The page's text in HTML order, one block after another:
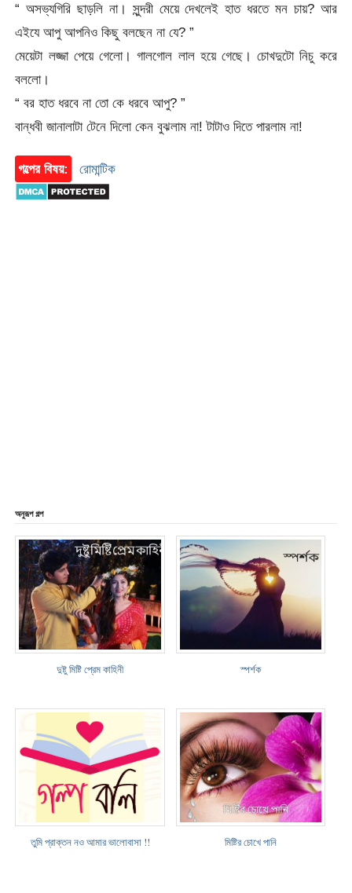
“ অসভ্যগিরি ছাড়লি না। সুন্দরী মেয়ে দেখলেই হাত ধরতে মন চায়? আর
এইযে আপু আপনিও কিছু বলছেন না যে? ”
মেয়েটা লজ্জা পেয়ে গেলো। গালগোল লাল হয়ে গেছে। চোখদুটো নিচু করে
বললো।
“ বর হাত ধরবে না তো কে ধরবে আপু? ”
বান্ধবী জানালাটা টেনে দিলো কেন বুঝলাম না! টাটাও দিতে পারলাম না!
গল্পের বিষয়: রোমান্টিক
অনুরূপ গল্প
দুষ্টু মিষ্টি প্রেম কাহিনী স্পর্শক
তুমি প্রাক্তন নও আমার ভালোবাসা !! মিষ্টির চোখে পানি